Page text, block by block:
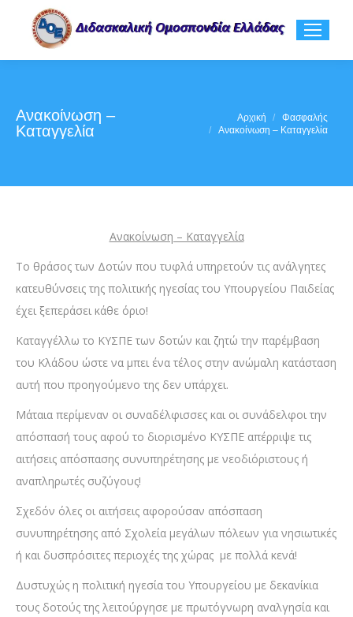
Ανακοίνωση –
Καταγγελία
Αρχική
Φασφαλής
Ανακοίνωση – Καταγγελία
Ανακοίνωση – Καταγγελία
Το θράσος των Δοτών που τυφλά υπηρετούν τις ανάλγητες
κατευθύνσεις της πολιτικής ηγεσίας του Υπουργείου Παιδείας
έχει ξεπεράσει κάθε όριο!
Καταγγέλλω το ΚΥΣΠΕ των δοτών και ζητώ την παρέμβαση
του Κλάδου ώστε να μπει ένα τέλος στην ανώμαλη κατάσταση
αυτή που προηγούμενο της δεν υπάρχει.
Μάταια περίμεναν οι συναδέλφισσες και οι συνάδελφοι την
απόσπασή τους αφού το διορισμένο ΚΥΣΠΕ απέρριψε τις
αιτήσεις απόσπασης συνυπηρέτησης με νεοδιόριστους ή
αναπληρωτές συζύγους!
Σχεδόν όλες οι αιτήσεις αφορούσαν απόσπαση
συνυπηρέτησης από Σχολεία μεγάλων πόλεων για νησιωτικές
ή και δυσπρόσιτες περιοχές της χώρας με πολλά κενά!
Δυστυχώς η πολιτική ηγεσία του Υπουργείου με δεκανίκια
τους δοτούς της λειτούργησε με πρωτόγνωρη αναλγησία και